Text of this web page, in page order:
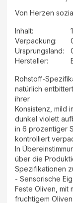
Von Herzen
Inhalt:
Verpackung:
Ursprungsland:
Hersteller:
Rohstoff-
natürlich entbittert,
ihrer
Konsistenz, mild
dunkel violett
in 6 prozentiger
kontrolliert
In
über die
Spezifikationen
- Sensorische
Feste Oliven, mit
fruchtigem